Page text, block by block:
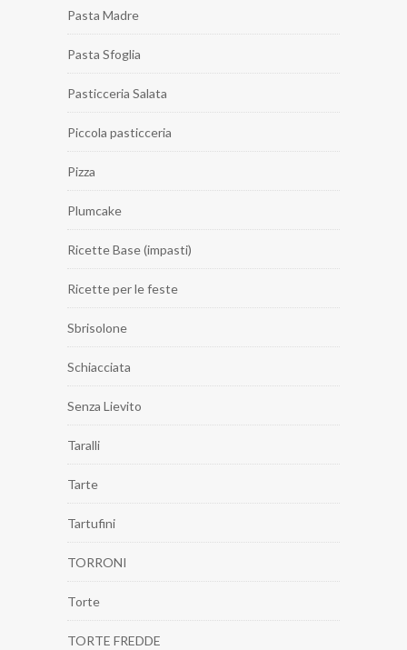
Pasta Madre
Pasta Sfoglia
Pasticceria Salata
Piccola pasticceria
Pizza
Plumcake
Ricette Base (impasti)
Ricette per le feste
Sbrisolone
Schiacciata
Senza Lievito
Taralli
Tarte
Tartufini
TORRONI
Torte
TORTE FREDDE